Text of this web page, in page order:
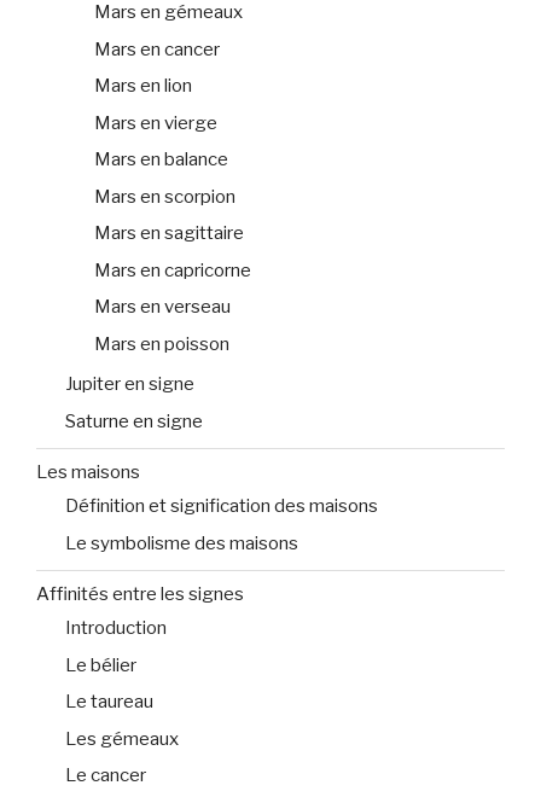
Mars en gémeaux
Mars en cancer
Mars en lion
Mars en vierge
Mars en balance
Mars en scorpion
Mars en sagittaire
Mars en capricorne
Mars en verseau
Mars en poisson
Jupiter en signe
Saturne en signe
Les maisons
Définition et signification des maisons
Le symbolisme des maisons
Affinités entre les signes
Introduction
Le bélier
Le taureau
Les gémeaux
Le cancer